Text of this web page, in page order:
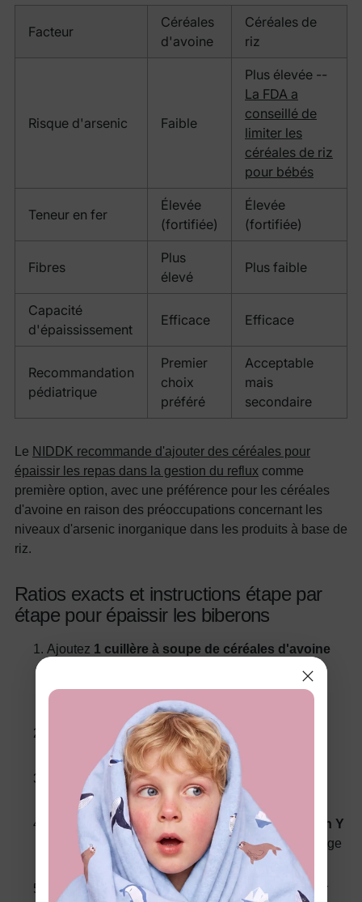
Facteur
Céréales
d'avoine
Céréales de
riz
Risque d'arsenic Faible
Plus élevée --
La FDA a
conseillé de
limiter les
céréales de riz
pour bébés
Teneur en fer
Élevée
(fortifiée)
Élevée
(fortifiée)
Fibres
Plus
élevé
Plus faible
Capacité
d'épaississement
Efficace Efficace
Recommandation
pédiatrique
Premier
choix
préféré
Acceptable
mais
secondaire
Le NIDDK recommande d'ajouter des céréales pour
épaissir les repas dans la gestion du reflux comme
première option, avec une préférence pour les céréales
d'avoine en raison des préoccupations concernant les
niveaux d'arsenic inorganique dans les produits à base de
riz.
Ratios exacts et instructions étape par
étape pour épaissir les biberons
Ajoutez 1 cuillère à soupe de céréales d'avoine
préparation infantile (ajustez selon les
recommandations de votre pédiatre).
Mélangez bien jusqu'à ce qu'il n'y ait plus de
grumeaux.
Laissez reposer le mélange 1 à 2 minutes pour
atteindre son épaisseur maximale.
Passez à unetétine à coupe transversale ou en Y
-- les tétines standard ne permettent pas le passage
des repas épaissis.
Testez le débit avant de nourrir pour vous assurer